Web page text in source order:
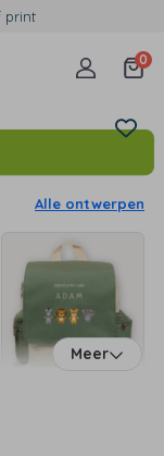
print
0
Alle ontwerpen
Meer